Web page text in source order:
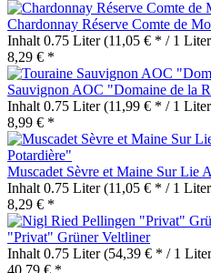
Chardonnay Réserve Comte de
Inhalt 0.75 Liter(11,05 € * / 1
8,29 € *
Sauvignon AOC "Domaine de la
Inhalt 0.75 Liter(11,99 € * / 1
8,99 € *
Muscadet Sèvre et Maine Sur Lie
Inhalt 0.75 Liter(11,05 € * / 1
8,29 € *
"Privat" Grüner Veltliner
Inhalt 0.75 Liter(54,39 € * / 1
40,79 € *